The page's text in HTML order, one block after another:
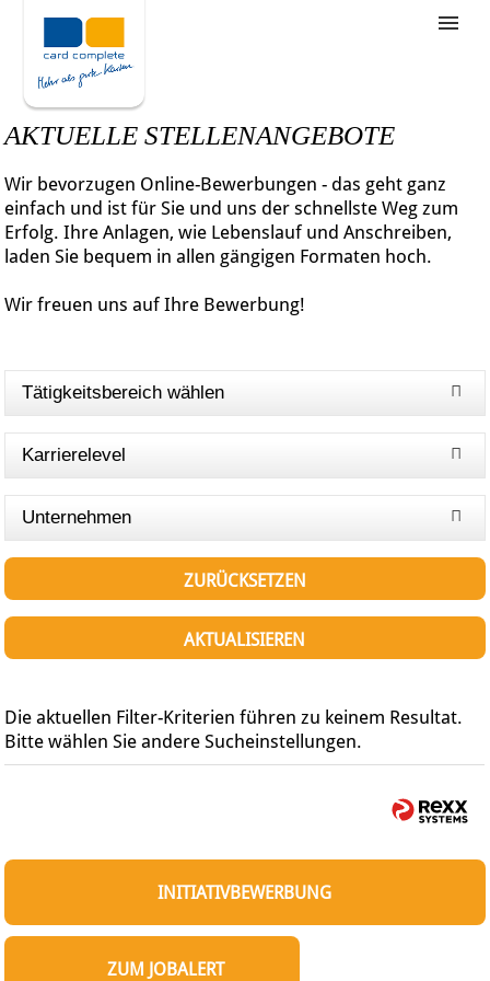
Stellenangebote
Unternehmensziele
Wie bewerbe ich mich
AKTUELLE STELLENANGEBOTE
Wir bevorzugen Online-Bewerbungen - das geht ganz
einfach und ist für Sie und uns der schnellste Weg zum
Erfolg. Ihre Anlagen, wie Lebenslauf und Anschreiben,
laden Sie bequem in allen gängigen Formaten hoch.
Wir freuen uns auf Ihre Bewerbung!
Tätigkeitsbereich wählen
Karrierelevel
Unternehmen
ZURÜCKSETZEN
AKTUALISIEREN
Die aktuellen Filter-Kriterien führen zu keinem Resultat.
Bitte wählen Sie andere Sucheinstellungen.
INITIATIVBEWERBUNG
ZUM JOBALERT